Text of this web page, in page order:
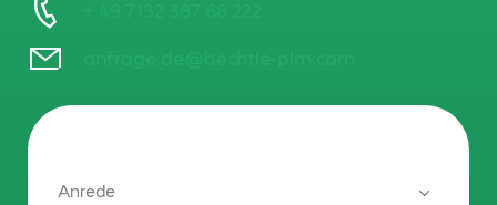
Anrede